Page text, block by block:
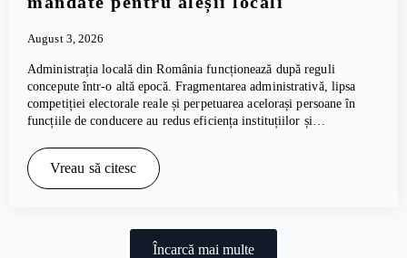
August 3, 2026
Administrația locală din România funcționează după reguli
concepute într-o altă epocă. Fragmentarea administrativă, lipsa
competiției electorale reale și perpetuarea acelorași persoane în
funcțiile de conducere au redus eficiența instituțiilor și…
Vreau să citesc
Încarcă mai multe